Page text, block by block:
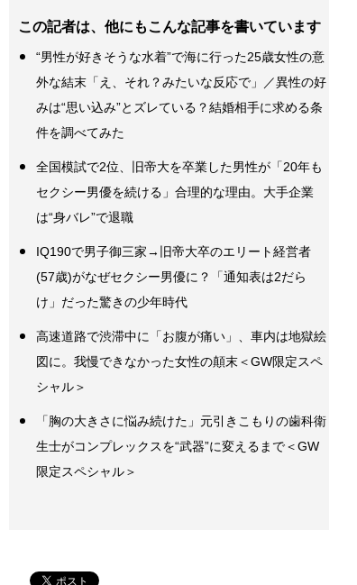
この記者は、他にもこんな記事を書いています
“男性が好きそうな水着”で海に行った25歳女性の意
外な結末「え、それ？みたいな反応で」／異性の好
みは“思い込み”とズレている？結婚相手に求める条
件を調べてみた
全国模試で2位、旧帝大を卒業した男性が「20年も
セクシー男優を続ける」合理的な理由。大手企業
は“身バレ”で退職
IQ190で男子御三家→旧帝大卒のエリート経営者
(57歳)がなぜセクシー男優に？「通知表は2だら
け」だった驚きの少年時代
高速道路で渋滞中に「お腹が痛い」、車内は地獄絵
図に。我慢できなかった女性の顛末＜GW限定スペ
シャル＞
「胸の大きさに悩み続けた」元引きこもりの歯科衛
生士がコンプレックスを“武器”に変えるまで＜GW
限定スペシャル＞